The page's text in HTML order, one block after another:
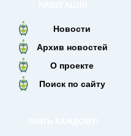
Новости
Архив новостей
О проекте
Поиск по сайту